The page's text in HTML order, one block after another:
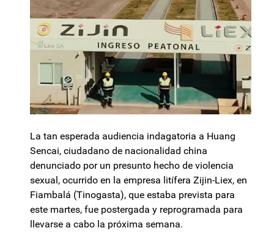
La tan esperada audiencia indagatoria a Huang
Sencai, ciudadano de nacionalidad china
denunciado por un presunto hecho de violencia
sexual, ocurrido en la empresa litífera Zijin-Liex, en
Fiambalá (Tinogasta), que estaba prevista para
este martes, fue postergada y reprogramada para
llevarse a cabo la próxima semana.